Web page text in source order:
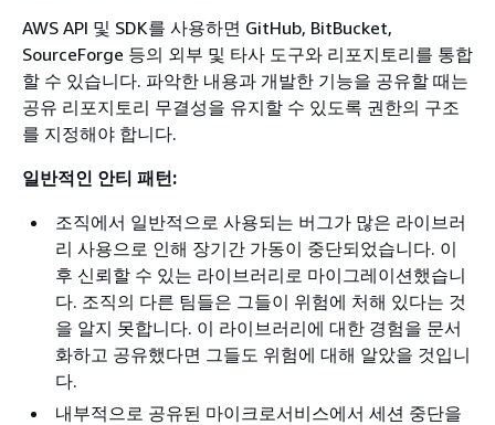
AWS API 및 SDK를 사용하면 GitHub, BitBucket,
SourceForge 등의 외부 및 타사 도구와 리포지토리를 통합
할 수 있습니다. 파악한 내용과 개발한 기능을 공유할 때는
공유 리포지토리 무결성을 유지할 수 있도록 권한의 구조
를 지정해야 합니다.
일반적인 안티 패턴:
조직에서 일반적으로 사용되는 버그가 많은 라이브러
리 사용으로 인해 장기간 가동이 중단되었습니다. 이
후 신뢰할 수 있는 라이브러리로 마이그레이션했습니
다. 조직의 다른 팀들은 그들이 위험에 처해 있다는 것
을 알지 못합니다. 이 라이브러리에 대한 경험을 문서
화하고 공유했다면 그들도 위험에 대해 알았을 것입니
다.
내부적으로 공유된 마이크로서비스에서 세션 중단을